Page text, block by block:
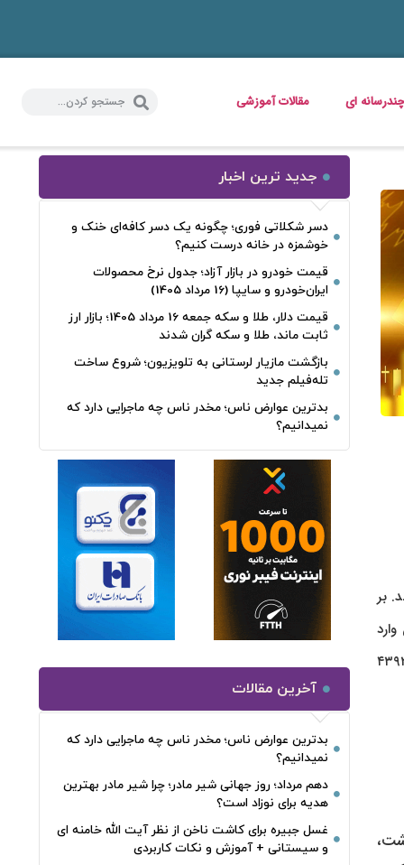
چندرسانه ای مقالات آموزشی
بودند. بر
گذاران وارد
۴۳۲۵ دلار نوسان داشت، امروز با افزایشی ۶۸ دلاری، با قدرت از سد مقاومت ها گذشت و به رقم ۴۳۹۳
جدید ترین اخبار
دسر شکلاتی فوری؛ چگونه یک دسر کافه‌ای خنک و
خوشمزه در خانه درست کنیم؟
قیمت خودرو در بازار آزاد؛ جدول نرخ محصولات
ایران‌خودرو و سایپا (16 مرداد 1405)
قیمت دلار، طلا و سکه جمعه 16 مرداد 1405؛ بازار ارز
ثابت ماند، طلا و سکه گران شدند
بازگشت مازیار لرستانی به تلویزیون؛ شروع ساخت
تله‌فیلم جدید
بدترین عوارض ناس؛ مخدر ناس چه ماجرایی دارد که
نمیدانیم؟
آخرین مقالات
بدترین عوارض ناس؛ مخدر ناس چه ماجرایی دارد که
نمیدانیم؟
دهم مرداد؛ روز جهانی شیر مادر؛ چرا شیر مادر بهترین
هدیه برای نوزاد است؟
غسل جبیره برای کاشت ناخن از نظر آیت الله خامنه ای
و سیستانی + آموزش و نکات کاربردی